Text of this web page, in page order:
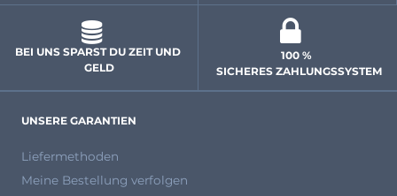
BEI UNS SPARST DU ZEIT UND
GELD
100 %
SICHERES ZAHLUNGSSYSTEM
UNSERE GARANTIEN
Liefermethoden
Meine Bestellung verfolgen